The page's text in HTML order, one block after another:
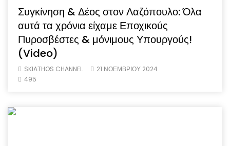
Συγκίνηση & Δέος στον Λαζόπουλο: Όλα
αυτά τα χρόνια είχαμε Εποχικούς
Πυροσβέστες & μόνιμους Υπουργούς!
(Video)
SKIATHOS CHANNEL
21 ΝΟΕΜΒΡΊΟΥ 2024
495